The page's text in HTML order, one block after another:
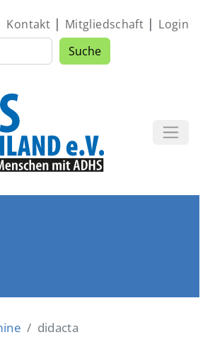
Suche
Kontakt| Mitgliedschaft | Login
didacta